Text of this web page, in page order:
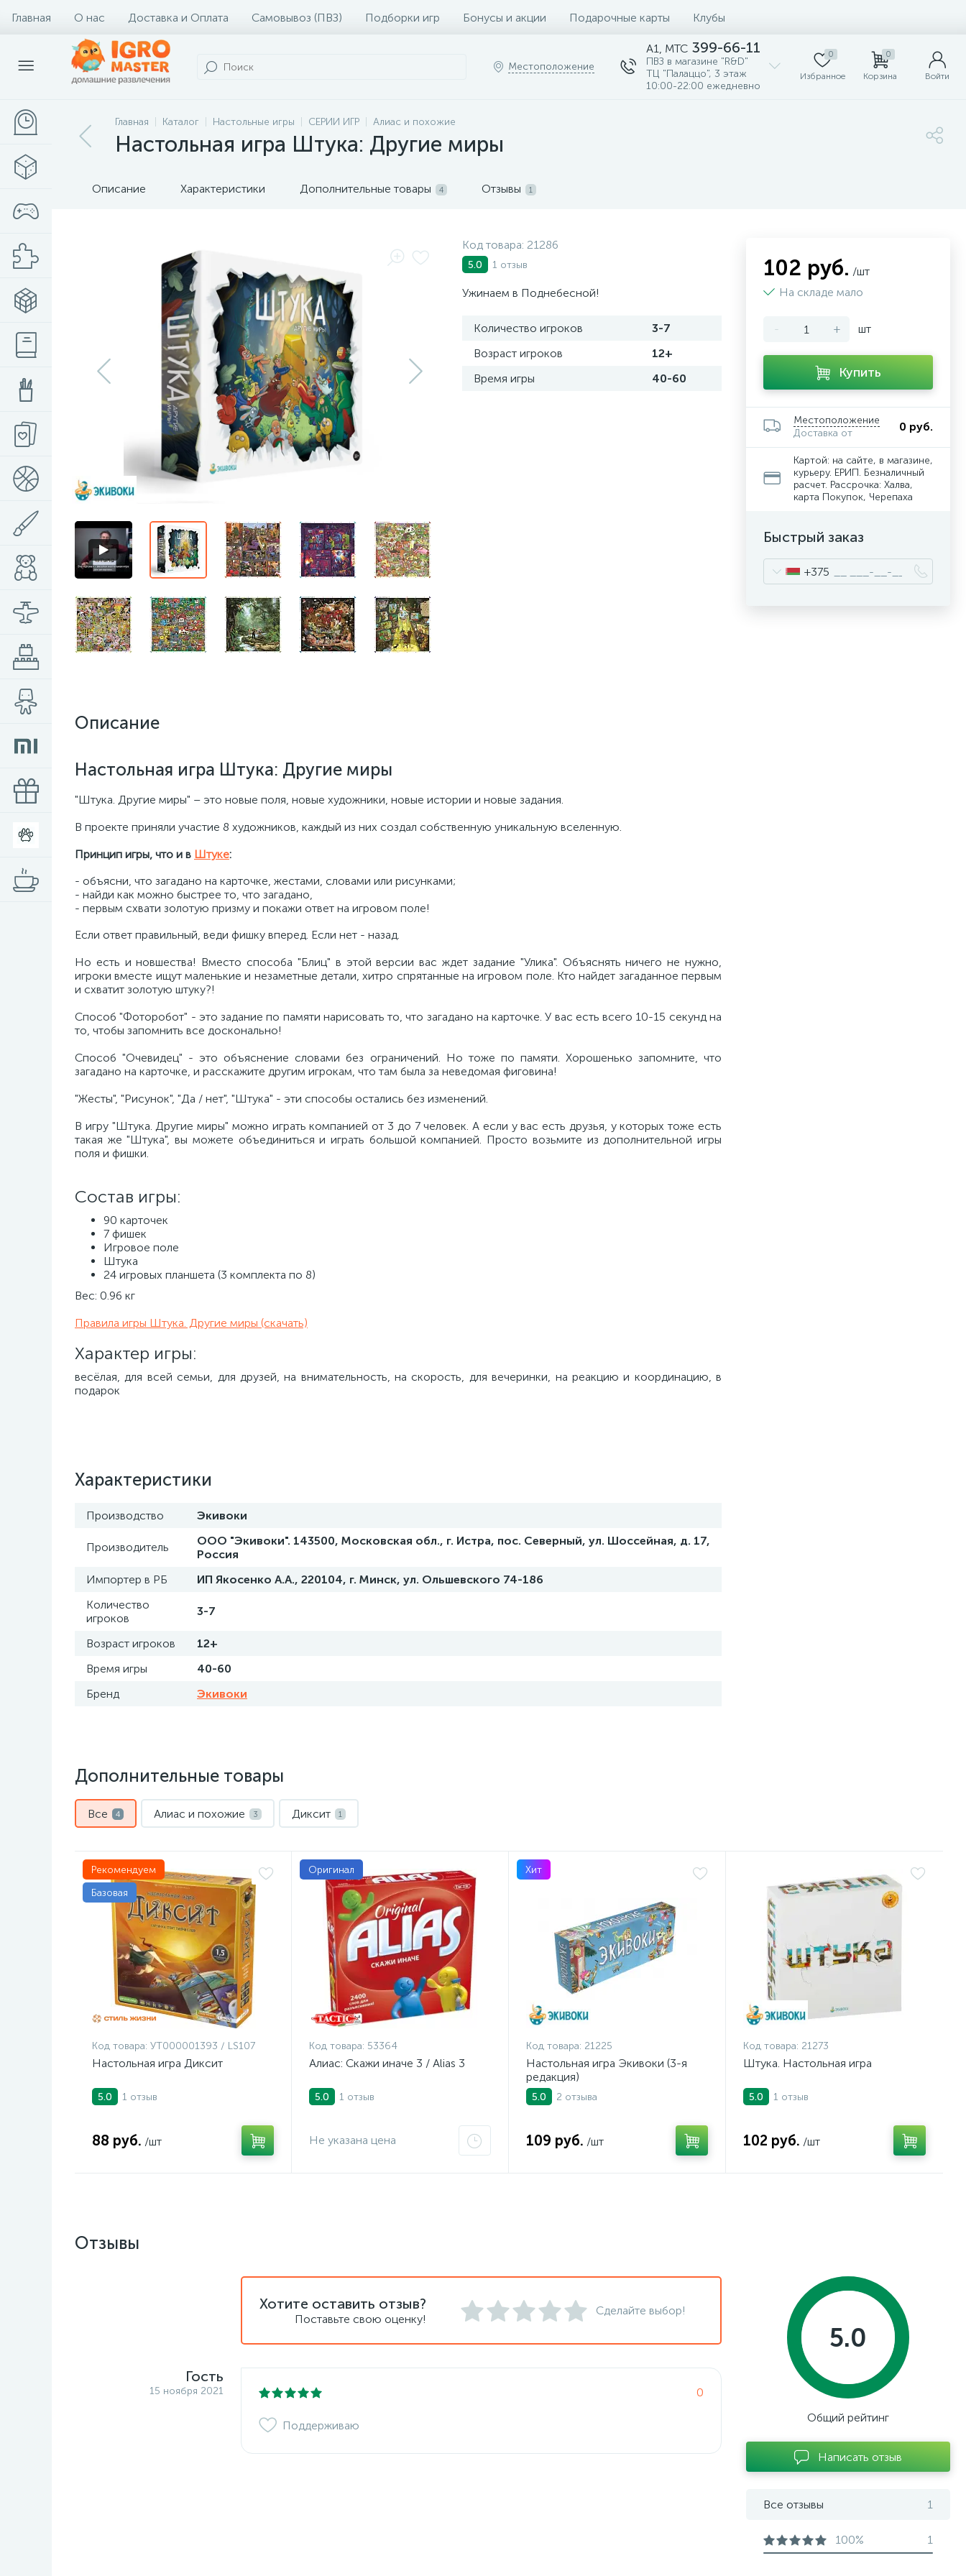
Главная О нас Доставка и Оплата Самовывоз (ПВЗ) Подборки игр Бонусы и акции Подарочные карты Клубы
Местоположение
A1, MTC 399-66-11
ПВЗ в магазине "R&D"
ТЦ "Палаццо", 3 этаж
10:00-22:00 ежедневно
0
Избранное
0
Корзина Войти
Главная Каталог Настольные игры СЕРИИ ИГР Алиас и похожие
Настольная игра Штука: Другие миры
Описание Характеристики Дополнительные товары 4 Отзывы 1
Код товара: 21286
5.0 1 отзыв
Ужинаем в Поднебесной!
Количество игроков
3-7
Возраст игроков
12+
Время игры
40-60
Описание
Настольная игра Штука: Другие миры
"Штука. Другие миры" – это новые поля, новые художники, новые истории и новые задания.
В проекте приняли участие 8 художников, каждый из них создал собственную уникальную вселенную.
Принцип игры, что и в Штуке:
- объясни, что загадано на карточке, жестами, словами или рисунками;
- найди как можно быстрее то, что загадано,
- первым схвати золотую призму и покажи ответ на игровом поле!
Если ответ правильный, веди фишку вперед. Если нет - назад.
Но есть и новшества! Вместо способа "Блиц" в этой версии вас ждет задание "Улика". Объяснять ничего не нужно,
игроки вместе ищут маленькие и незаметные детали, хитро спрятанные на игровом поле. Кто найдет загаданное первым
и схватит золотую штуку?!
Способ "Фоторобот" - это задание по памяти нарисовать то, что загадано на карточке. У вас есть всего 10-15 секунд на
то, чтобы запомнить все досконально!
Способ "Очевидец" - это объяснение словами без ограничений. Но тоже по памяти. Хорошенько запомните, что
загадано на карточке, и расскажите другим игрокам, что там была за неведомая фиговина!
"Жесты", "Рисунок", "Да / нет", "Штука" - эти способы остались без изменений.
В игру "Штука. Другие миры" можно играть компанией от 3 до 7 человек. А если у вас есть друзья, у которых тоже есть
такая же "Штука", вы можете объединиться и играть большой компанией. Просто возьмите из дополнительной игры
поля и фишки.
Состав игры:
90 карточек
7 фишек
Игровое поле
Штука
24 игровых планшета (3 комплекта по 8)
Вес: 0.96 кг
Правила игры Штука. Другие миры (скачать)
Характер игры:
весёлая, для всей семьи, для друзей, на внимательность, на скорость, для вечеринки, на реакцию и координацию, в
подарок
Характеристики
Производство Экивоки
Производитель
ООО "Экивоки". 143500, Московская обл., г. Истра, пос. Северный, ул. Шоссейная, д. 17,
Россия
Импортер в РБ
ИП Якосенко А.А., 220104, г. Минск, ул. Ольшевского 74-186
Количество
игроков
3-7
Возраст игроков
12+
Время игры
40-60
Бренд
Экивоки
102 руб. /шт
На складе мало
- + шт
Купить
Местоположение
Доставка от
0 руб.
Картой: на сайте, в магазине,
курьеру. ЕРИП. Безналичный
расчет. Рассрочка: Халва,
карта Покупок, Черепаха
Быстрый заказ
+375
Дополнительные товары
Все 4 Алиас и похожие 3 Диксит 1
Рекомендуем
Базовая
Код товара: УТ000001393 / LS107
Настольная игра Диксит
5.0 1 отзыв
88 руб. /шт
Оригинал
Код товара: 53364
Алиас: Скажи иначе 3 / Alias 3
5.0 1 отзыв
Не указана цена
Хит
Код товара: 21225
Настольная игра Экивоки (3-я
редакция)
5.0 2 отзыва
109 руб. /шт
Код товара: 21273
Штука. Настольная игра
5.0 1 отзыв
102 руб. /шт
Отзывы
Хотите оставить отзыв?
Поставьте свою оценку!
Сделайте выбор!
Гость
15 ноября 2021 0
Поддерживаю
5.0
Общий рейтинг
Написать отзыв
Все отзывы 1
100% 1